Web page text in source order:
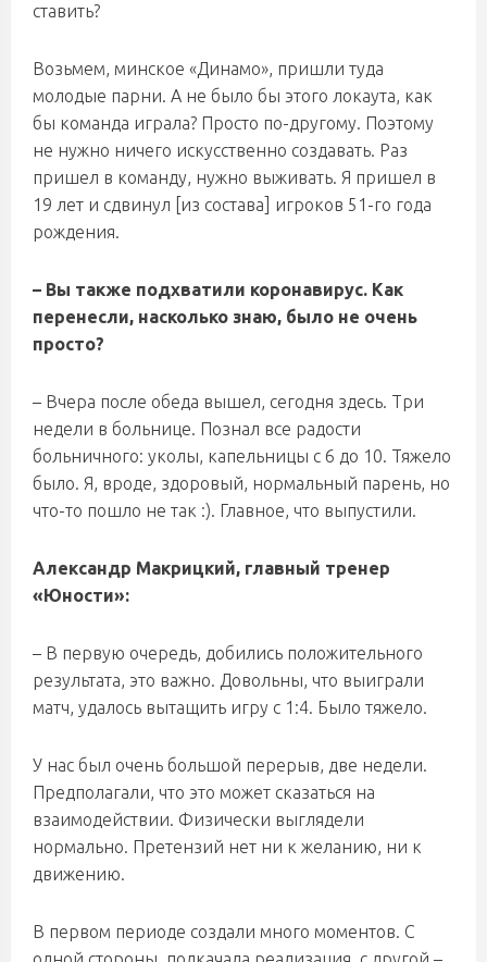
ставить?
Возьмем, минское «Динамо», пришли туда
молодые парни. А не было бы этого локаута, как
бы команда играла? Просто по-другому. Поэтому
не нужно ничего искусственно создавать. Раз
пришел в команду, нужно выживать. Я пришел в
19 лет и сдвинул [из состава] игроков 51-го года
рождения.
– Вы также подхватили коронавирус. Как
перенесли, насколько знаю, было не очень
просто?
– Вчера после обеда вышел, сегодня здесь. Три
недели в больнице. Познал все радости
больничного: уколы, капельницы с 6 до 10. Тяжело
было. Я, вроде, здоровый, нормальный парень, но
что-то пошло не так :). Главное, что выпустили.
Александр Макрицкий, главный тренер
«Юности»:
– В первую очередь, добились положительного
результата, это важно. Довольны, что выиграли
матч, удалось вытащить игру с 1:4. Было тяжело.
У нас был очень большой перерыв, две недели.
Предполагали, что это может сказаться на
взаимодействии. Физически выглядели
нормально. Претензий нет ни к желанию, ни к
движению.
В первом периоде создали много моментов. С